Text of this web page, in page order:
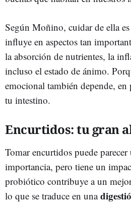
Según Moñino, cuidar de ella
influye en aspectos tan
la absorción de nutrientes, la
incluso el estado de ánimo.
emocional también depende, en
tu intestino.
Encurtidos: tu gran
Tomar encurtidos puede
importancia, pero tiene un
probiótico contribuye a un
lo que se traduce en una